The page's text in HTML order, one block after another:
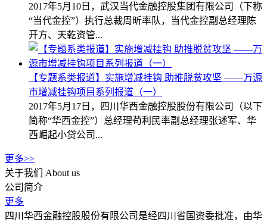
2017年5月10日，武汉当代金融控股集团有限公司（下称
“当代金控”）执行总裁周昕率队，当代金控副总经理陈
开方、天乾资管...
【专题系类报道】实施增减挂钩 助推脱贫攻坚 ——万源
市增减挂钩项目系列报道（一）
2017年5月17日，四川华西金融控股股份有限公司（以下
简称“华西金控”）总经理苟利民率副总经理张述军、华
西崛起小贷公司...
更多>>
关于我们
About us
公司简介
更多
四川华西金融控股股份有限公司是经四川省国资委批准，由华